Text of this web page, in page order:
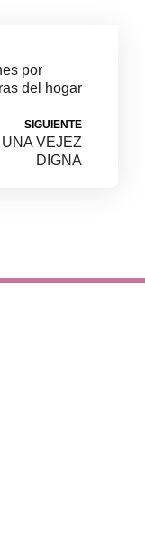
por
del hogar
SIGUIENTE
VEJEZ
DIGNA